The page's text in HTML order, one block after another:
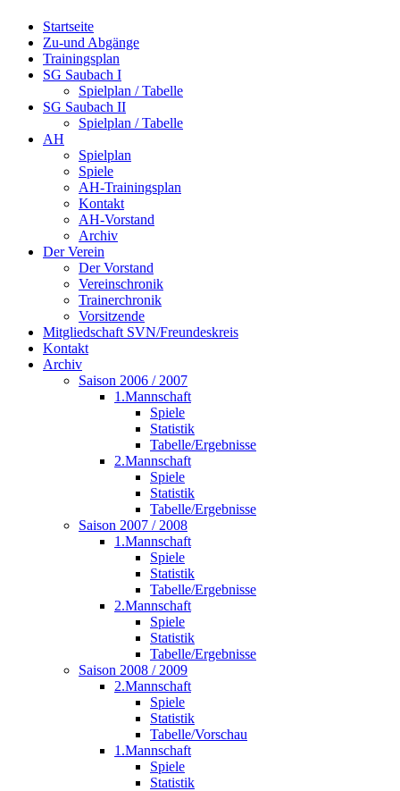
Startseite
Zu-und Abgänge
Trainingsplan
SG Saubach I
Spielplan / Tabelle
SG Saubach II
Spielplan / Tabelle
AH
Spielplan
Spiele
AH-Trainingsplan
Kontakt
AH-Vorstand
Archiv
Der Verein
Der Vorstand
Vereinschronik
Trainerchronik
Vorsitzende
Mitgliedschaft SVN/Freundeskreis
Kontakt
Archiv
Saison 2006 / 2007
1.Mannschaft
Spiele
Statistik
Tabelle/Ergebnisse
2.Mannschaft
Spiele
Statistik
Tabelle/Ergebnisse
Saison 2007 / 2008
1.Mannschaft
Spiele
Statistik
Tabelle/Ergebnisse
2.Mannschaft
Spiele
Statistik
Tabelle/Ergebnisse
Saison 2008 / 2009
2.Mannschaft
Spiele
Statistik
Tabelle/Vorschau
1.Mannschaft
Spiele
Statistik